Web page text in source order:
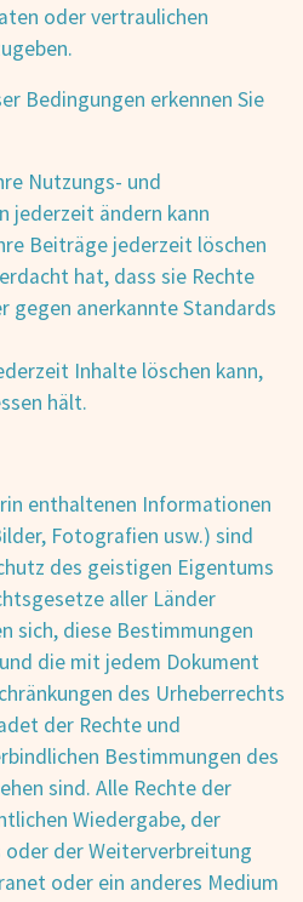
oder vertraulichen
Bedingungen erkennen Sie
Nutzungs- und
jederzeit ändern kann
Beiträge jederzeit löschen
hat, dass sie Rechte
gegen anerkannte Standards
Inhalte löschen kann,
hält.
enthaltenen Informationen
Fotografien usw.) sind
des geistigen Eigentums
aller Länder
sich, diese Bestimmungen
die mit jedem Dokument
des Urheberrechts
der Rechte und
Bestimmungen des
sind. Alle Rechte der
Wiedergabe, der
oder der Weiterverbreitung
oder ein anderes Medium